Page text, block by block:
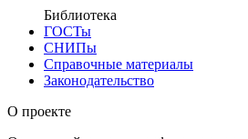
Библиотека
ГОСТы
СНИПы
Справочные материалы
Законодательство
О проекте